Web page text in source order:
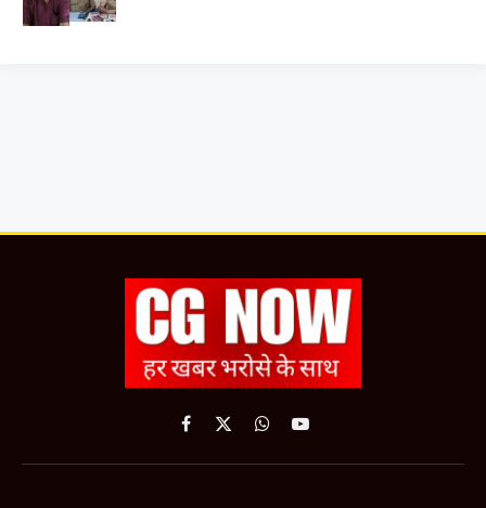
Facebook
X
WhatsApp
YouTube